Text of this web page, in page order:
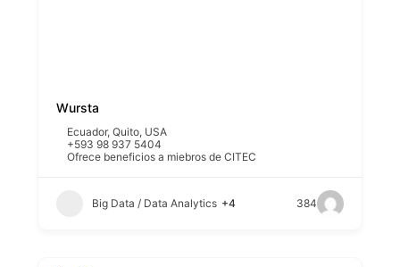
Wursta
Ecuador,Quito, USA
+593 98 937 5404
Ofrece beneficios a miebros de CITEC
Big Data / Data Analytics +4 384